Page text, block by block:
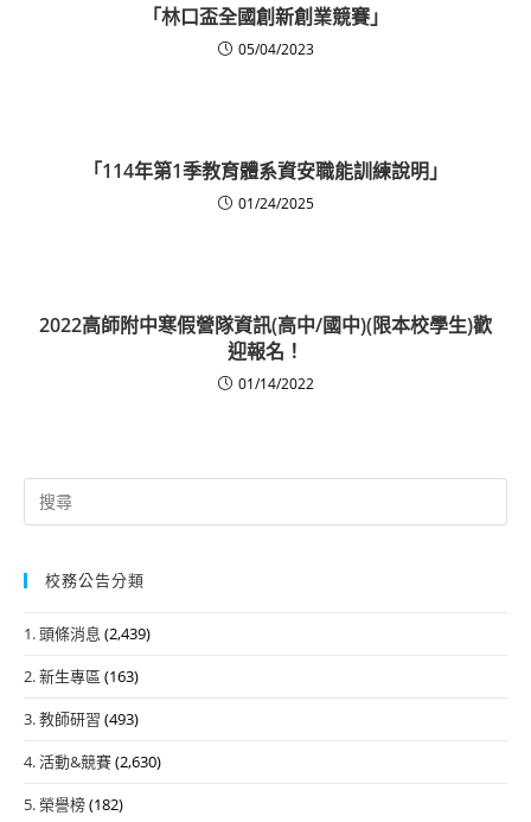
「林口盃全國創新創業競賽」
05/04/2023
「114年第1季教育體系資安職能訓練說明」
01/24/2025
2022高師附中寒假營隊資訊(高中/國中)(限本校學生)歡
迎報名！
01/14/2022
Search
for:
校務公告分類
1. 頭條消息 (2,439)
2. 新生專區 (163)
3. 教師研習 (493)
4. 活動&競賽(2,630)
5. 榮譽榜(182)